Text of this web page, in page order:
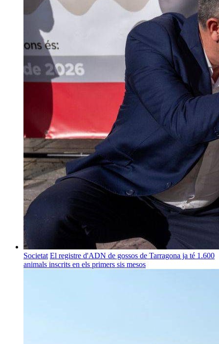
Societat El registre d'ADN de gossos de Tarragona ja té 1.600
animals inscrits en els primers sis mesos